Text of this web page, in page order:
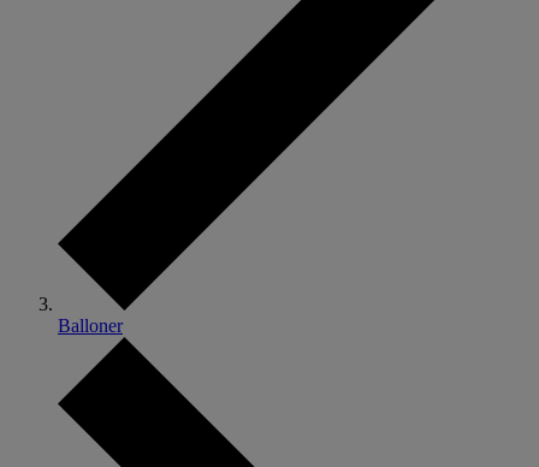
Balloner